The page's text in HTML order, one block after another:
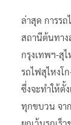
ประชาชน ไ
ล่าสุด การร
สถานีต้นทา
กรุงเทพฯ-สุ
รถไฟสุไหง
ซึ่งจะทำให้